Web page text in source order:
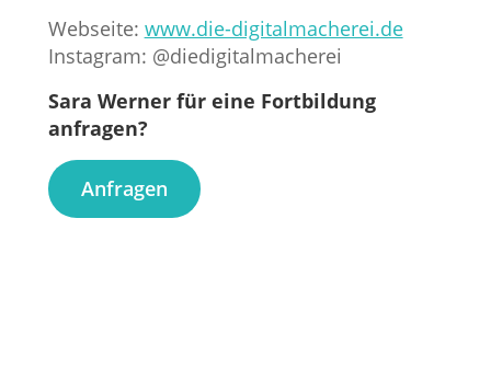
Webseite: www.die-digitalmacherei.de
Instagram: @diedigitalmacherei
Sara Werner für eine Fortbildung
anfragen?
Anfragen